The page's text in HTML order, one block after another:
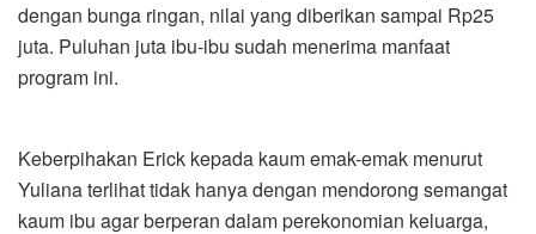
dengan bunga ringan, nilai yang diberikan sampai Rp25
juta. Puluhan juta ibu-ibu sudah menerima manfaat
program ini.
Keberpihakan Erick kepada kaum emak-emak menurut
Yuliana terlihat tidak hanya dengan mendorong semangat
kaum ibu agar berperan dalam perekonomian keluarga,